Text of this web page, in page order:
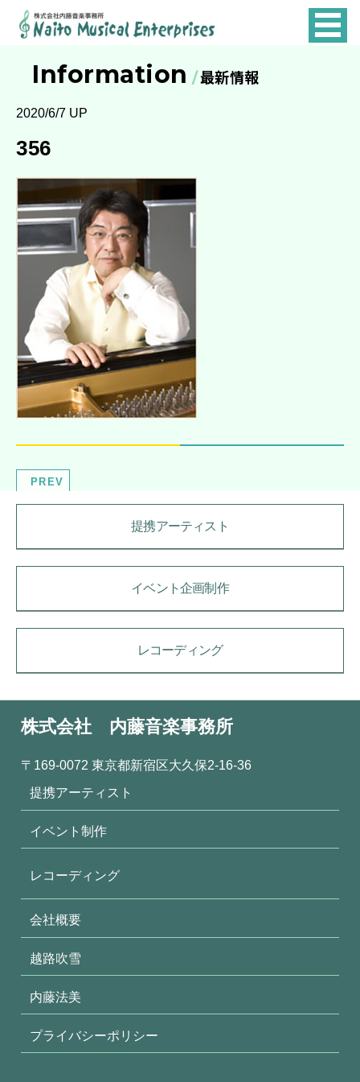
MUSICAL
ENTERPRISES
Information 最新情報
2020/6/7 UP
356
PREV
提携アーティスト
イベント企画制作
レコーディング
株式会社 内藤音楽事務所
〒169-0072 東京都新宿区大久保2-16-36
提携アーティスト
イベント制作
レコーディング
会社概要
越路吹雪
内藤法美
プライバシーポリシー